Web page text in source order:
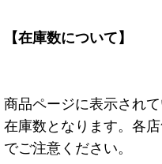
【在庫数について】
商品ページに表示され
在庫数となります。各
でご注意ください。